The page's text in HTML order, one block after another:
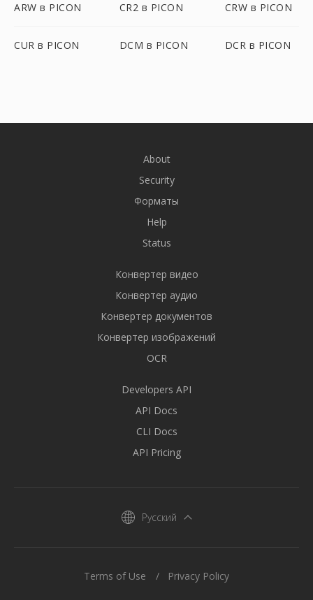
ARW в PICON CR2 в PICON CRW в PICON
CUR в PICON DCM в PICON DCR в PICON
About
Security
Форматы
Help
Status
Конвертер видео
Конвертер аудио
Конвертер документов
Конвертер изображений
OCR
Developers API
API Docs
CLI Docs
API Pricing
Русский
Terms of Use Privacy Policy